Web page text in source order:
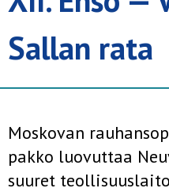
Sallan rata
Moskovan
pakko luovuttaa
suuret